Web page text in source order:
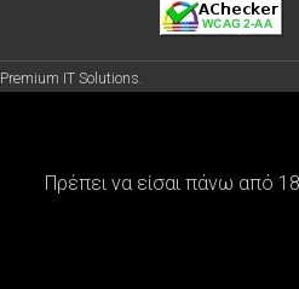
. Premium IT Solutions.
Πρέπει να είσαι πάνω από